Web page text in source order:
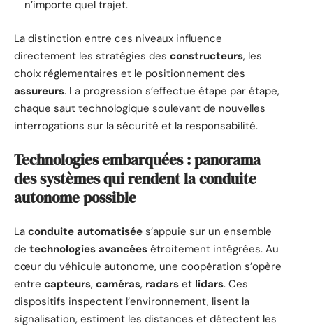
n’importe quel trajet.
La distinction entre ces niveaux influence
directement les stratégies des constructeurs, les
choix réglementaires et le positionnement des
assureurs. La progression s’effectue étape par étape,
chaque saut technologique soulevant de nouvelles
interrogations sur la sécurité et la responsabilité.
Technologies embarquées : panorama
des systèmes qui rendent la conduite
autonome possible
La conduite automatisée s’appuie sur un ensemble
de technologies avancées étroitement intégrées. Au
cœur du véhicule autonome, une coopération s’opère
entre capteurs, caméras, radars et lidars. Ces
dispositifs inspectent l’environnement, lisent la
signalisation, estiment les distances et détectent les